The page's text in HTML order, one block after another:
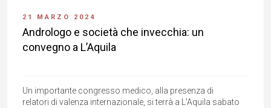
21 MARZO 2024
Andrologo e società che invecchia: un
convegno a L’Aquila
Un importante congresso medico, alla presenza di
relatori di valenza internazionale, si terrà a L'Aquila sabato